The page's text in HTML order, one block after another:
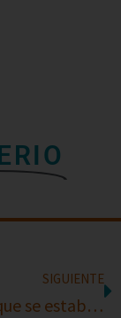
SIGUIENTE
Un señor que se estaba muriendo